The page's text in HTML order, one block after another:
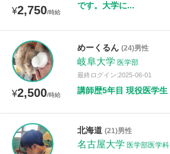
¥2,750/時給
です。大学に...
¥2,500/時給
めーくるん (24)男性
岐阜大学 医学部
最終ログイン:2025-06-01
講師歴5年目 現役医学
北海道 (21)男性
名古屋大学 医学部医学科
所属大学
距離：15km以内
年齢：18-101歳